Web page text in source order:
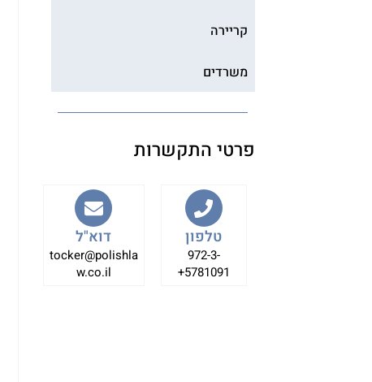
קריירה
משרדים
פרטי התקשרות
טלפון
972-3-
5781091+
דוא"ל
tocker@polishla
w.co.il